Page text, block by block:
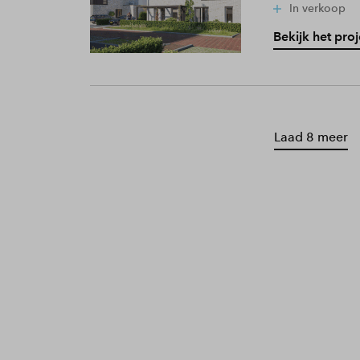
In verkoop
Bekijk het
Laad 8 meer